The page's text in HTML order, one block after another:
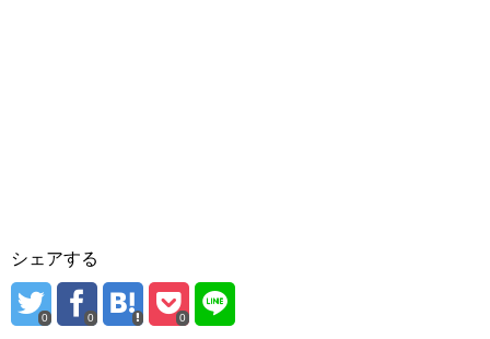
シェアする
0 0 0